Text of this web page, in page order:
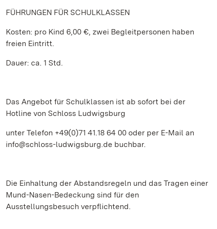
FÜHRUNGEN FÜR SCHULKLASSEN
Kosten: pro Kind 6,00 €, zwei Begleitpersonen haben
freien Eintritt.
Dauer: ca. 1 Std.
Das Angebot für Schulklassen ist ab sofort bei der
Hotline von Schloss Ludwigsburg
unter Telefon +49(0)71 41.18 64 00 oder per E-Mail an
info@schloss-ludwigsburg.de buchbar.
Die Einhaltung der Abstandsregeln und das Tragen einer
Mund-Nasen-Bedeckung sind für den
Ausstellungsbesuch verpflichtend.